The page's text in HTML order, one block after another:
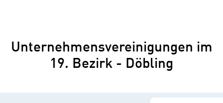
Unternehmensvereinigungen im
19. Bezirk - Döbling